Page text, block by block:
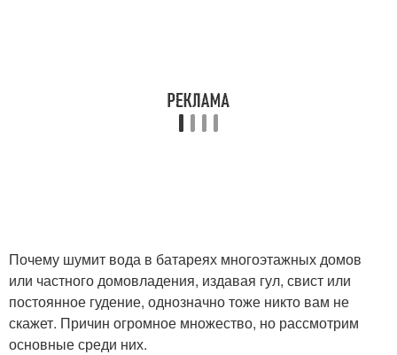
Почему шумит вода в батареях многоэтажных домов
или частного домовладения, издавая гул, свист или
постоянное гудение, однозначно тоже никто вам не
скажет. Причин огромное множество, но рассмотрим
основные среди них.